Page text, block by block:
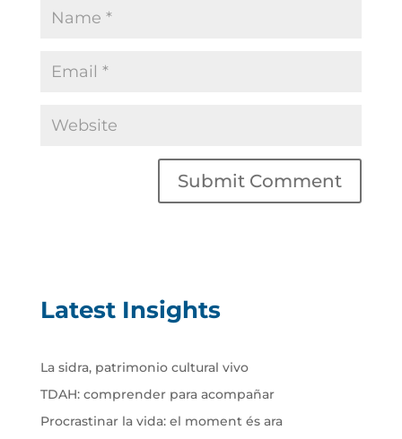
Latest Insights
La sidra, patrimonio cultural vivo
TDAH: comprender para acompañar
Procrastinar la vida: el moment és ara